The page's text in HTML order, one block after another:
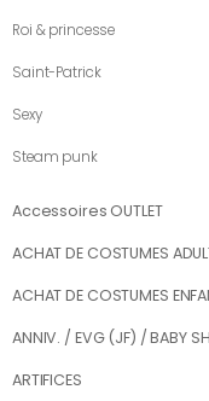
Roi & princesse
Saint-Patrick
Sexy
Steam punk
Accessoires OUTLET
ACHAT DE COSTUMES
ACHAT DE COSTUMES
ANNIV. / EVG (JF) / BABY
ARTIFICES